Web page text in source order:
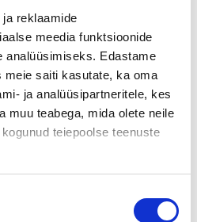
reklaamide
meedia funktsioonide
analüüsimiseks. Edastame
saiti kasutate, ka oma
ja analüüsipartneritele, kes
muu teabega, mida olete neile
teiepoolse teenuste
tilaisuudet pidetään
oheisen aikataulun mukaisesti
tästä
tästä